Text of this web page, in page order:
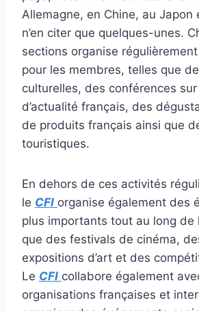
Allemagne, en Chine, au Japon
n’en citer que quelques-unes.
sections organise
pour les membres, telles que
culturelles, des conférences
d’actualité français, des
de produits français ainsi que
touristiques.
En dehors de ces activités
le CFI organise également des
plus importants tout au long de
que des festivals de cinéma,
expositions d’art et des
Le CFI collabore également
organisations françaises et